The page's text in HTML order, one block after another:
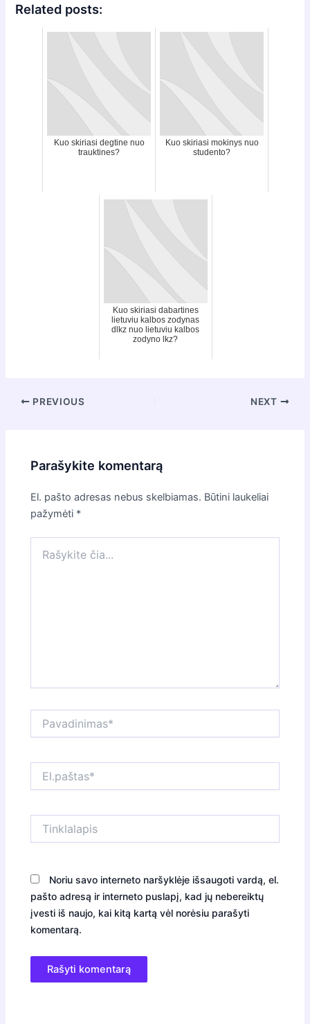
Related posts:
Kuo skiriasi degtine nuo
trauktines?
Kuo skiriasi mokinys nuo
studento?
Kuo skiriasi dabartines
lietuviu kalbos zodynas
dlkz nuo lietuviu kalbos
zodyno lkz?
Post
PREVIOUS NEXT
Parašykite komentarą
El. pašto adresas nebus skelbiamas. Būtini laukeliai
pažymėti *
čia...
Noriu savo interneto naršyklėje išsaugoti vardą, el.
pašto adresą ir interneto puslapį, kad jų nebereiktų
įvesti iš naujo, kai kitą kartą vėl norėsiu parašyti
komentarą.